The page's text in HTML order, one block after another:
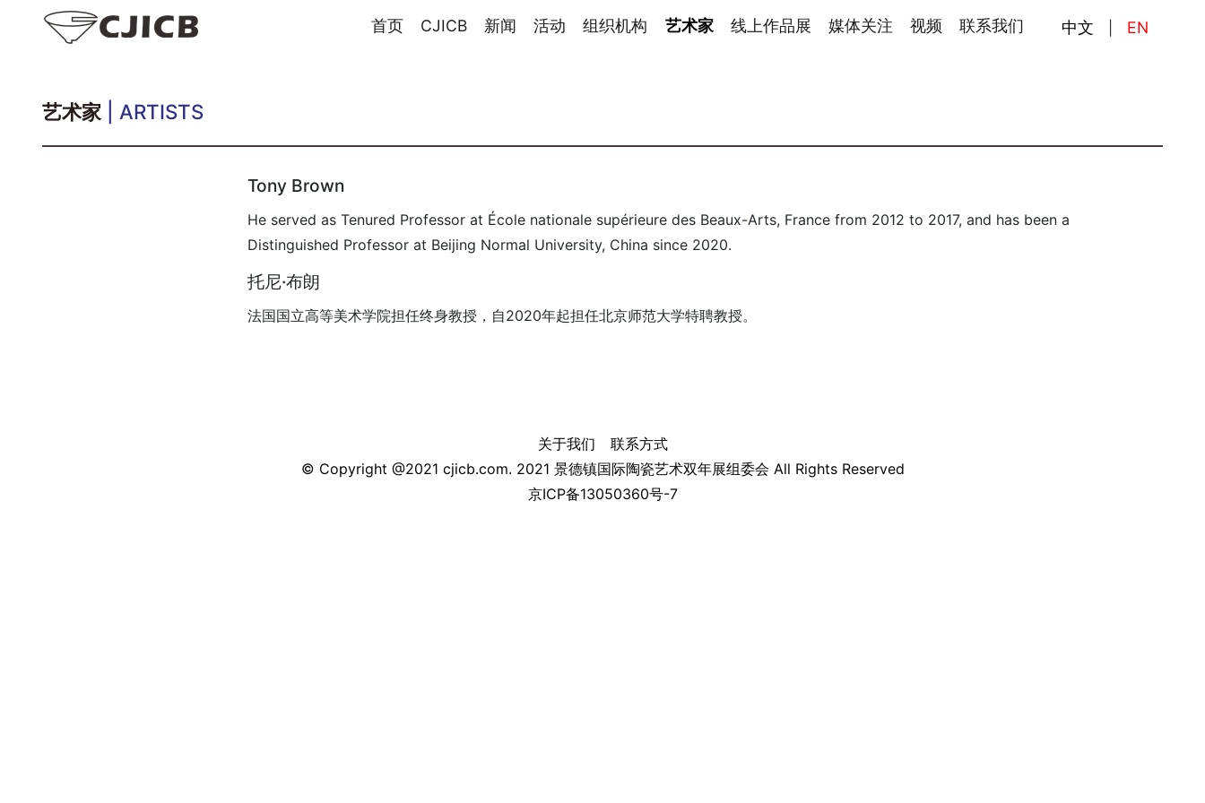
首页 CJICB 新闻 活动 组织机构 艺术家 线上作品展 媒体关注 视频 联系我们 中文 EN
艺术家 | ARTISTS
Tony Brown
He served as Tenured Professor at École nationale supérieure des Beaux-Arts, France from 2012 to 2017, and has been a
Distinguished Professor at Beijing Normal University, China since 2020.
托尼·布朗
法国国立高等美术学院担任终身教授，自2020年起担任北京师范大学特聘教授。
关于我们
联系方式
© Copyright @2021 cjicb.com. 2021 景德镇国际陶瓷艺术双年展组委会 All Rights Reserved
京ICP备13050360号-7